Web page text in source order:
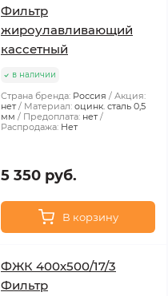
Фильтр
жироулавливающий
кассетный
в наличии
Страна бренда: Россия
Акция:
нет
Материал: оцинк. сталь 0,5
мм
Предоплата: нет
Распродажа: Нет
5 350 руб.
В корзину
ФЖК 400х500/17/3
Фильтр